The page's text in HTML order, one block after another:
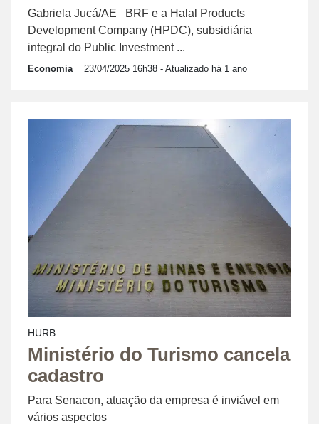
Gabriela Jucá/AE BRF e a Halal Products
Development Company (HPDC), subsidiária
integral do Public Investment ...
Economia 23/04/2025 16h38 - Atualizado há 1 ano
HURB
Ministério do Turismo cancela
cadastro
Para Senacon, atuação da empresa é inviável em
vários aspectos